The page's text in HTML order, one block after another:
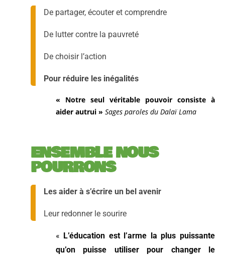
De partager, écouter et comprendre
De lutter contre la pauvreté
De choisir l’action
Pour réduire les inégalités
« Notre seul véritable pouvoir consiste à
aider autrui » Sages paroles du Dalaï Lama
ENSEMBLE NOUS
POURRONS
Les aider à s’écrire un bel avenir
Leur redonner le sourire
« L’éducation est l’arme la plus puissante
qu’on puisse utiliserpour changer le